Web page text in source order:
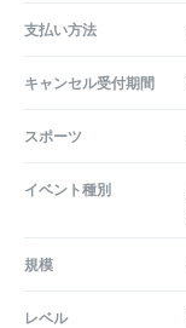
支払い方法
キャンセル受付期間
スポーツ
イベント種別
規模
レベル